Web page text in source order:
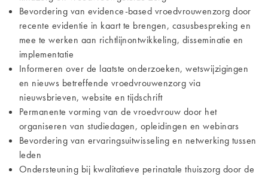
Bevordering van evidence-based vroedvrouwenzorg door
recente evidentie in kaart te brengen, casusbespreking en
mee te werken aan richtlijnontwikkeling, disseminatie en
implementatie
Informeren over de laatste onderzoeken, wetswijzigingen
en nieuws betreffende vroedvrouwenzorg via
nieuwsbrieven, website en tijdschrift
Permanente vorming van de vroedvrouw door het
organiseren van studiedagen, opleidingen en webinars
Bevordering van ervaringsuitwisseling en netwerking tussen
leden
Ondersteuning bij kwalitatieve perinatale thuiszorg door de